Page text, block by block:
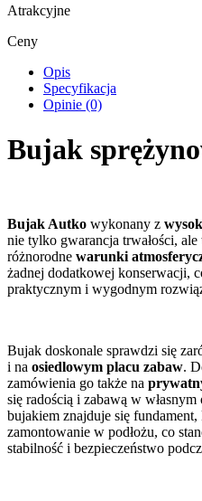
Atrakcyjne
Ceny
Opis
Specyfikacja
Opinie (0)
Bujak
Bujak Autko wykonany z
nie tylko gwarancja trwałości,
różnorodne warunki
żadnej dodatkowej konserwacji,
praktycznym i wygodnym
Bujak doskonale sprawdzi się
i na osiedlowym placu zabaw.
zamówienia go także na
się radością i zabawą w
bujakiem znajduje się
zamontowanie w podłożu, co
stabilność i bezpieczeństwo